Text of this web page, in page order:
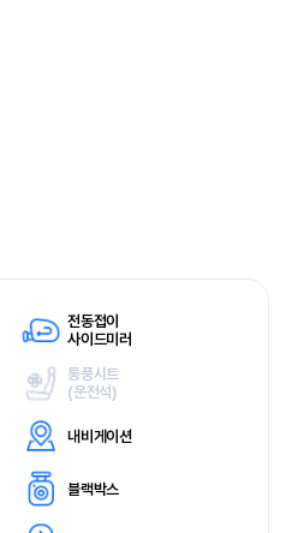
전동접이
사이드미러
통풍시트
(운전석)
내비게이션
블랙박스